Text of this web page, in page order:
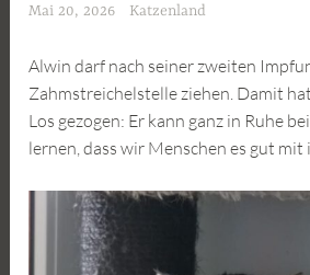
Mai 20, 2026 Katzenland
Alwin darf nach seiner zweiten
Zahmstreichelstelle ziehen. Damit
Los gezogen: Er kann ganz in Ruhe
lernen, dass wir Menschen es gut mit